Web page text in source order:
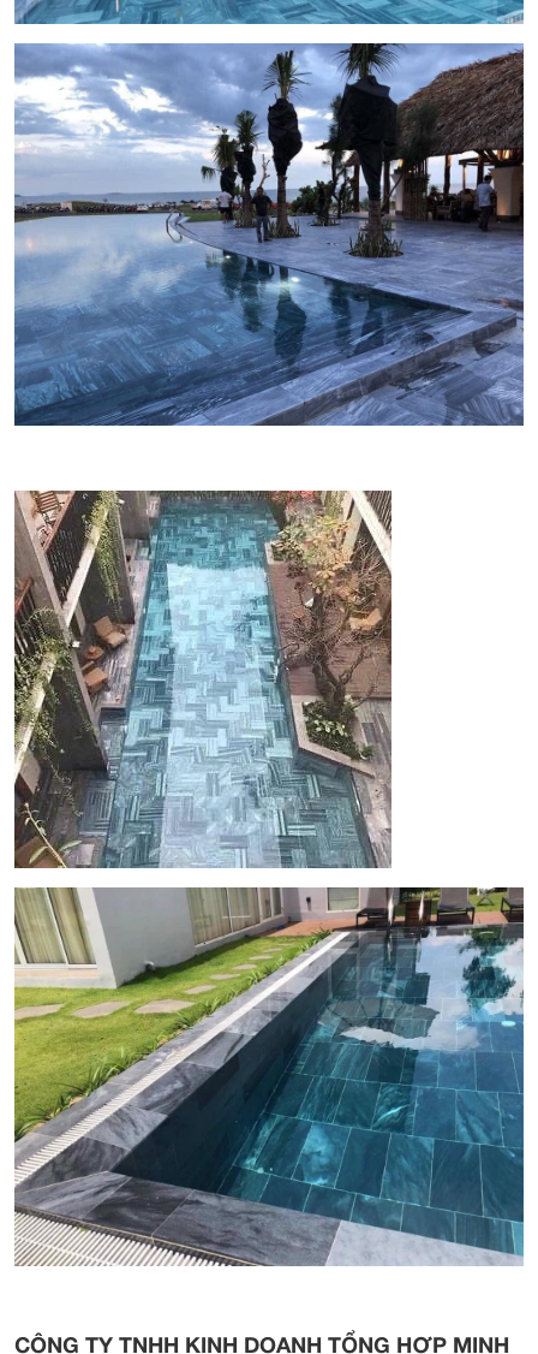
CÔNG TY TNHH KINH DOANH TỔNG HỢP MINH